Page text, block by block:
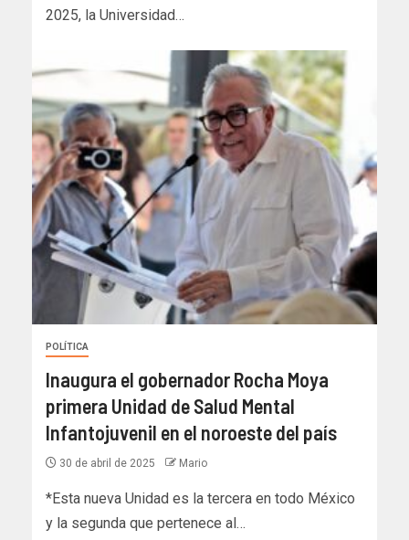
2025, la Universidad…
POLÍTICA
Inaugura el gobernador Rocha Moya
primera Unidad de Salud Mental
Infantojuvenil en el noroeste del país
30 de abril de 2025 Mario
*Esta nueva Unidad es la tercera en todo México
y la segunda que pertenece al…